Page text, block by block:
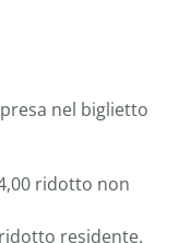
nel biglietto
ridotto non
residente.